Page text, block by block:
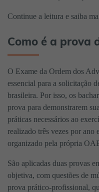
Continue a leitura e saiba
Como é a prova
O Exame da Ordem dos
essencial para a solicitação
brasileira. Por isso, os
prova para demonstrarem
práticas necessários ao
realizado três vezes por ano
organizado pela própria
São aplicadas duas provas
objetiva, com questões de
prova prático-profissional,